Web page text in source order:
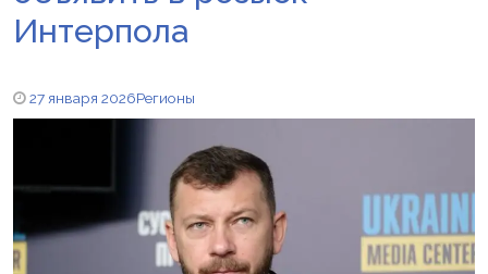
Интерпола
27 января 2026Регионы